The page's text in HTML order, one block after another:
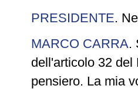
PRESIDENTE.
MARCO CARRA.
dell'articolo 32 del
pensiero. La mia